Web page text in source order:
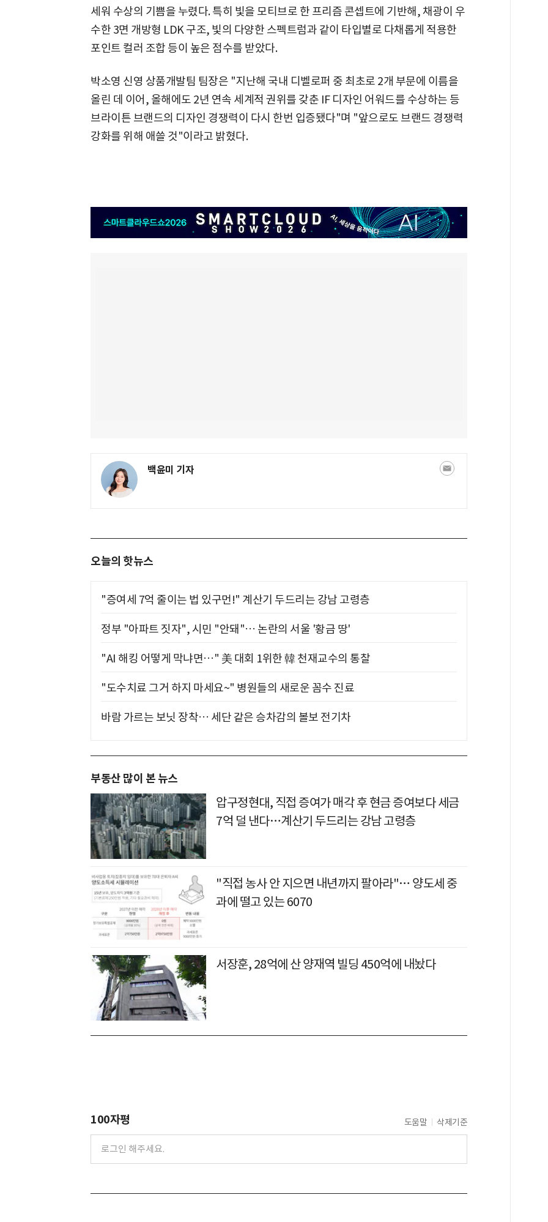
세워 수상의 기쁨을 누렸다. 특히 빛을 모티브로 한 프리즘 콘셉트에 기반해, 채광이 우
수한 3면 개방형 LDK 구조, 빛의 다양한 스펙트럼과 같이 타입별로 다채롭게 적용한
포인트 컬러 조합 등이 높은 점수를 받았다.
박소영 신영 상품개발팀 팀장은 "지난해 국내 디벨로퍼 중 최초로 2개 부문에 이름을
올린 데 이어, 올해에도 2년 연속 세계적 권위를 갖춘 IF 디자인 어워드를 수상하는 등
브라이튼 브랜드의 디자인 경쟁력이 다시 한번 입증됐다"며 "앞으로도 브랜드 경쟁력
강화를 위해 애쓸 것"이라고 밝혔다.
백윤미 기자
오늘의 핫뉴스
"증여세 7억 줄이는 법 있구먼!" 계산기 두드리는 강남 고령층
정부 "아파트 짓자", 시민 "안돼"… 논란의 서울 '황금 땅'
"AI 해킹 어떻게 막냐면…" 美 대회 1위한 韓 천재교수의 통찰
"도수치료 그거 하지 마세요~" 병원들의 새로운 꼼수 진료
바람 가르는 보닛 장착… 세단 같은 승차감의 볼보 전기차
부동산 많이 본 뉴스
압구정현대, 직접 증여가 매각 후 현금 증여보다 세금
7억 덜 낸다…계산기 두드리는 강남 고령층
"직접 농사 안 지으면 내년까지 팔아라"… 양도세 중
과에 떨고 있는 6070
서장훈, 28억에 산 양재역 빌딩 450억에 내놨다
100자평 도움말 삭제기준